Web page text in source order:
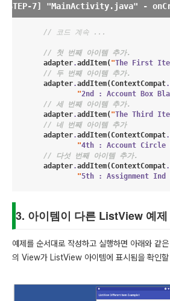
// 코드 계속 ...
// 첫 번째 아이템 추가.
        adapter
.addItem( "The First
// 두 번째 아이템 추가.
        adapter
.addItem( ContextCompat.
"2nd : Account Box
// 세 번째 아이템 추가.
        adapter
.addItem( "The Third
// 네 번째 아이템 추가
        adapter
.addItem( ContextCompat.
"4th : Account Circle
// 다섯 번째 아이템 추가.
        adapter
.addItem( ContextCompat.
"5th : Assignment Ind
3. 아이템이 다른 ListView 예
예제를 순서대로 작성하고 실행하면 아래와 같
의 View가 ListView 아이템에 표시됨을 확인할